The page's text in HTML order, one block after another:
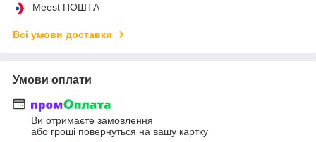
Meest ПОШТА
Всі умови доставки
Умови оплати
Ви отримаєте замовлення
або гроші повернуться на вашу картку